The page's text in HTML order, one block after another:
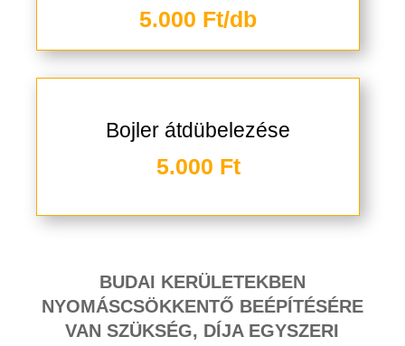
5.000 Ft/db
Bojler átdübelezése
5.000 Ft
BUDAI KERÜLETEKBEN
NYOMÁSCSÖKKENTŐ BEÉPÍTÉSÉRE
VAN SZÜKSÉG, DÍJA EGYSZERI